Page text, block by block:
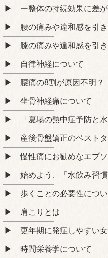
ー整体の持続効果に差
腰の痛みや違和感を引
膝の痛みや違和感を引
自律神経について
腰痛の8割が原因不明
坐骨神経痛について
「夏場の熱中症予防と
産後骨盤矯正のベスト
慢性痛にお勧めなエプ
始めよう、「水飲み習慣
歩くことの必要性につい
肩こりとは
更年期に発症しやすい
時間栄養学について